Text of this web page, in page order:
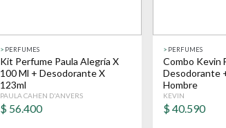
> PERFUMES
Kit Perfume Paula Alegría X
100 Ml + Desodorante X
123ml
PAULA CAHEN D'ANVERS
$ 56.400
> PERFUMES
Combo Kevin
Desodorante
Hombre
KEVIN
$40.590